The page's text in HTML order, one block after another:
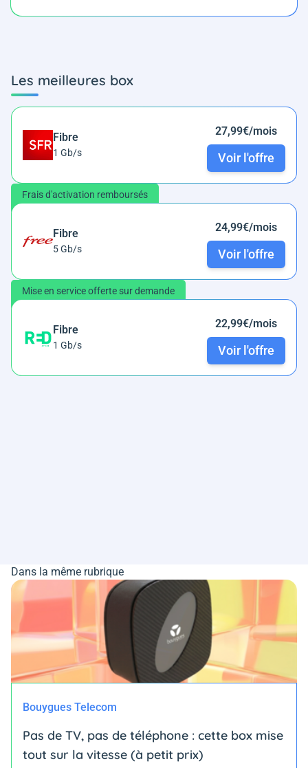
Les meilleures box
Fibre
1 Gb/s
27,99€/mois
Voir l'offre
Frais d'activation remboursés
Fibre
5 Gb/s
24,99€/mois
Voir l'offre
Mise en service offerte sur demande
Fibre
1 Gb/s
22,99€/mois
Voir l'offre
Dans la même rubrique
Bouygues Telecom
Pas de TV, pas de téléphone : cette box mise
tout sur la vitesse (à petit prix)